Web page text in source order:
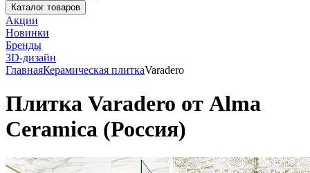
Каталог товаров
Акции
Новинки
Бренды
3D-дизайн
ГлавнаяКерамическая плиткаVaradero
Плитка Varadero от Alma
Ceramica (Россия)